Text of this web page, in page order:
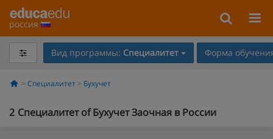
россия
Вид программы: Специалитет Форма
Специалитет Бухучет
2 Специалитет of Бухучет Заочная в России